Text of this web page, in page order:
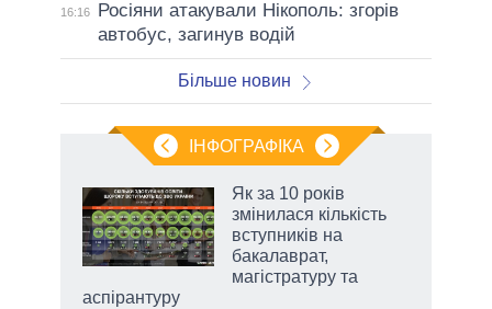
16:16
Росіяни атакували Нікополь: згорів
автобус, загинув водій
Більше новин
ІНФОГРАФІКА
Як за 10 років
змінилася кількість
вступників на
бакалаврат,
магістратуру та
аспірантуру